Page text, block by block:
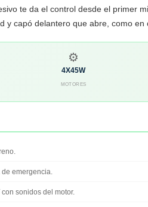
te da el control desde el primer
capó delantero que abre, como en
⚙
4X45W
MOTORES
emergencia.
sonidos del motor.